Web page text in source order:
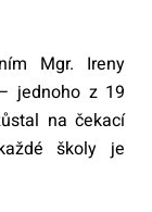
Mgr. Ireny
jednoho z 19
na čekací
školy je